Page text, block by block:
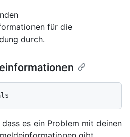
für die
durch.
es ein Problem mit deinen